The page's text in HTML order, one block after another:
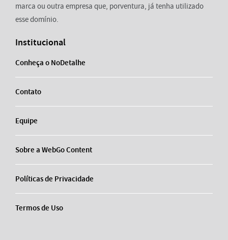
marca ou outra empresa que, porventura, já tenha utilizado
esse domínio.
Institucional
Conheça o NoDetalhe
Contato
Equipe
Sobre a WebGo Content
Políticas de Privacidade
Termos de Uso